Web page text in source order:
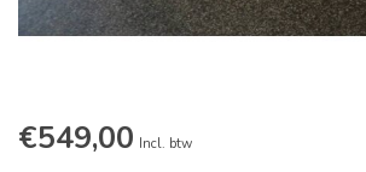
€549,00 Incl. btw